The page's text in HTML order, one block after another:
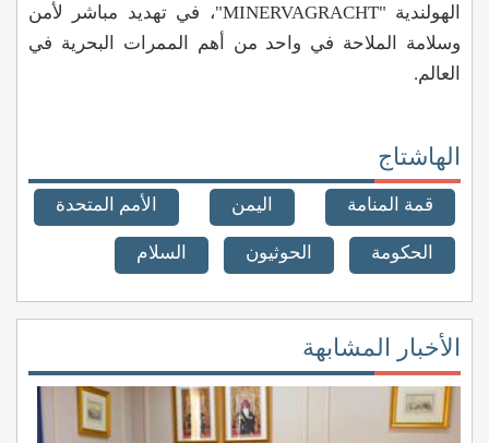
الهولندية "MINERVAGRACHT"، في تهديد مباشر لأمن
وسلامة الملاحة في واحد من أهم الممرات البحرية في
العالم.
الهاشتاج
قمة المنامة اليمن الأمم المتحدة
الحكومة الحوثيون السلام
الأخبار المشابهة